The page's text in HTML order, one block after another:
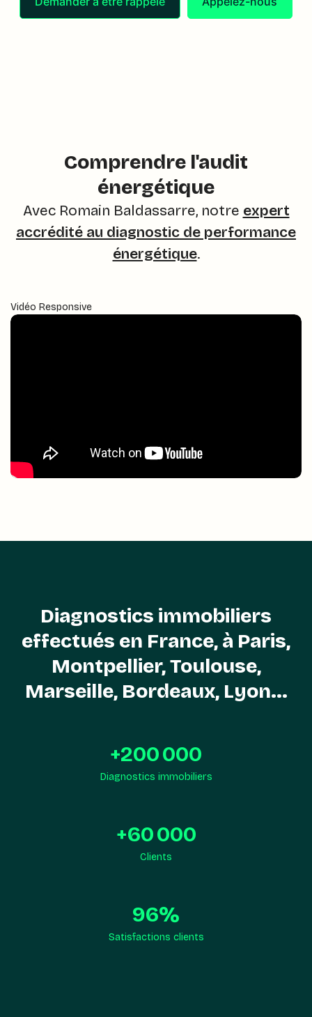
Comprendre l'audit
énergétique
Avec Romain Baldassarre, notre expert
accrédité au diagnostic de performance
énergétique.
Vidéo Responsive
Diagnostics immobiliers
effectués en France, à Paris,
Montpellier, Toulouse,
Marseille, Bordeaux, Lyon...
+200 000
Diagnostics immobiliers
+60 000
Clients
96%
Satisfactions clients